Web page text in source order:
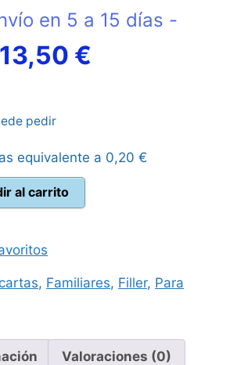
en 5 a 15 días -
El
era:
€.
13,50 €
es:
pedir
equivalente a 0,20 €
al carrito
, Familiares, Filler, Para
Valoraciones (0)